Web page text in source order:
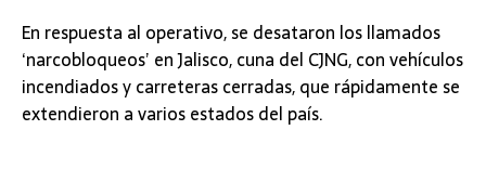
En respuesta al operativo, se desataron los llamados
‘narcobloqueos’ en Jalisco, cuna del CJNG, con vehículos
incendiados y carreteras cerradas, que rápidamente se
extendieron a varios estados del país.